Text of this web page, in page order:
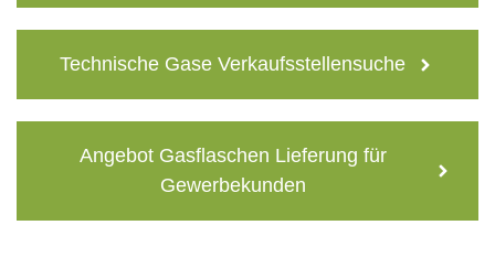
Technische Gase Verkaufsstellensuche
Angebot Gasflaschen Lieferung für
Gewerbekunden